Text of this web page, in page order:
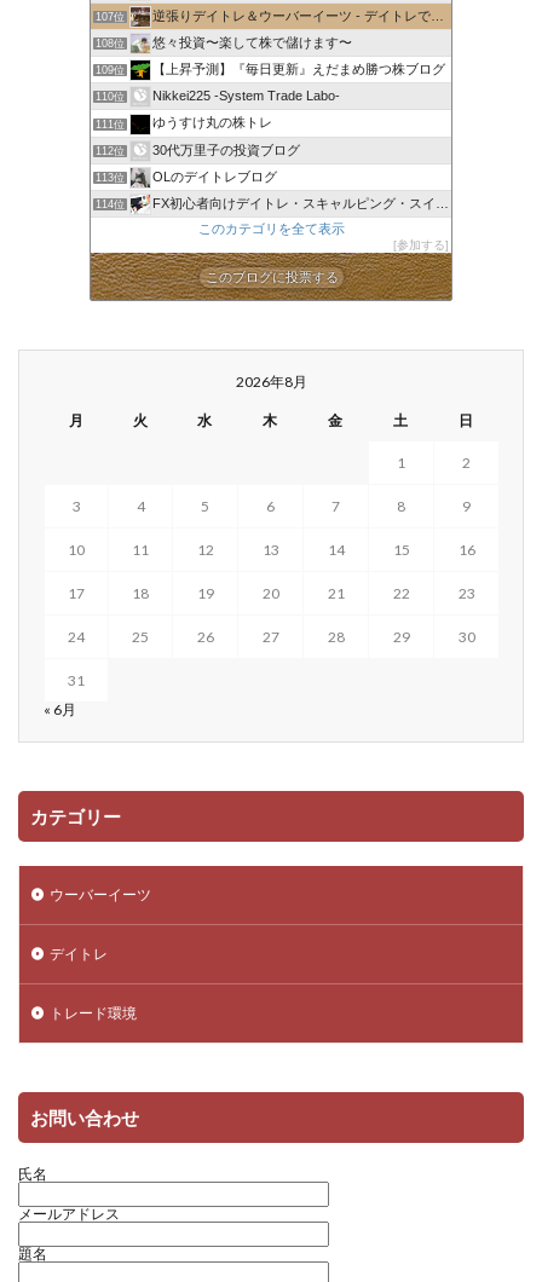
107位 逆張りデイトレ＆ウーバーイーツ - デイトレで1日1万円稼ぐ
108位 悠々投資〜楽して株で儲けます〜
109位 【上昇予測】『毎日更新』えだまめ勝つ株ブログ
110位 Nikkei225 -System Trade Labo-
111位 ゆうすけ丸の株トレ
112位 30代万里子の投資ブログ
113位 OLのデイトレブログ
114位
FX初心者向けデイトレ・スキャルピング・スイング手法
このカテゴリを全て表示
参加する
このブログに投票する
2026年8月
月 火 水 木 金 土 日
1 2
3 4 5 6 7 8 9
10 11 12 13 14 15 16
17 18 19 20 21 22 23
24 25 26 27 28 29 30
31
« 6月
カテゴリー
ウーバーイーツ
デイトレ
トレード環境
お問い合わせ
氏名
メールアドレス
題名